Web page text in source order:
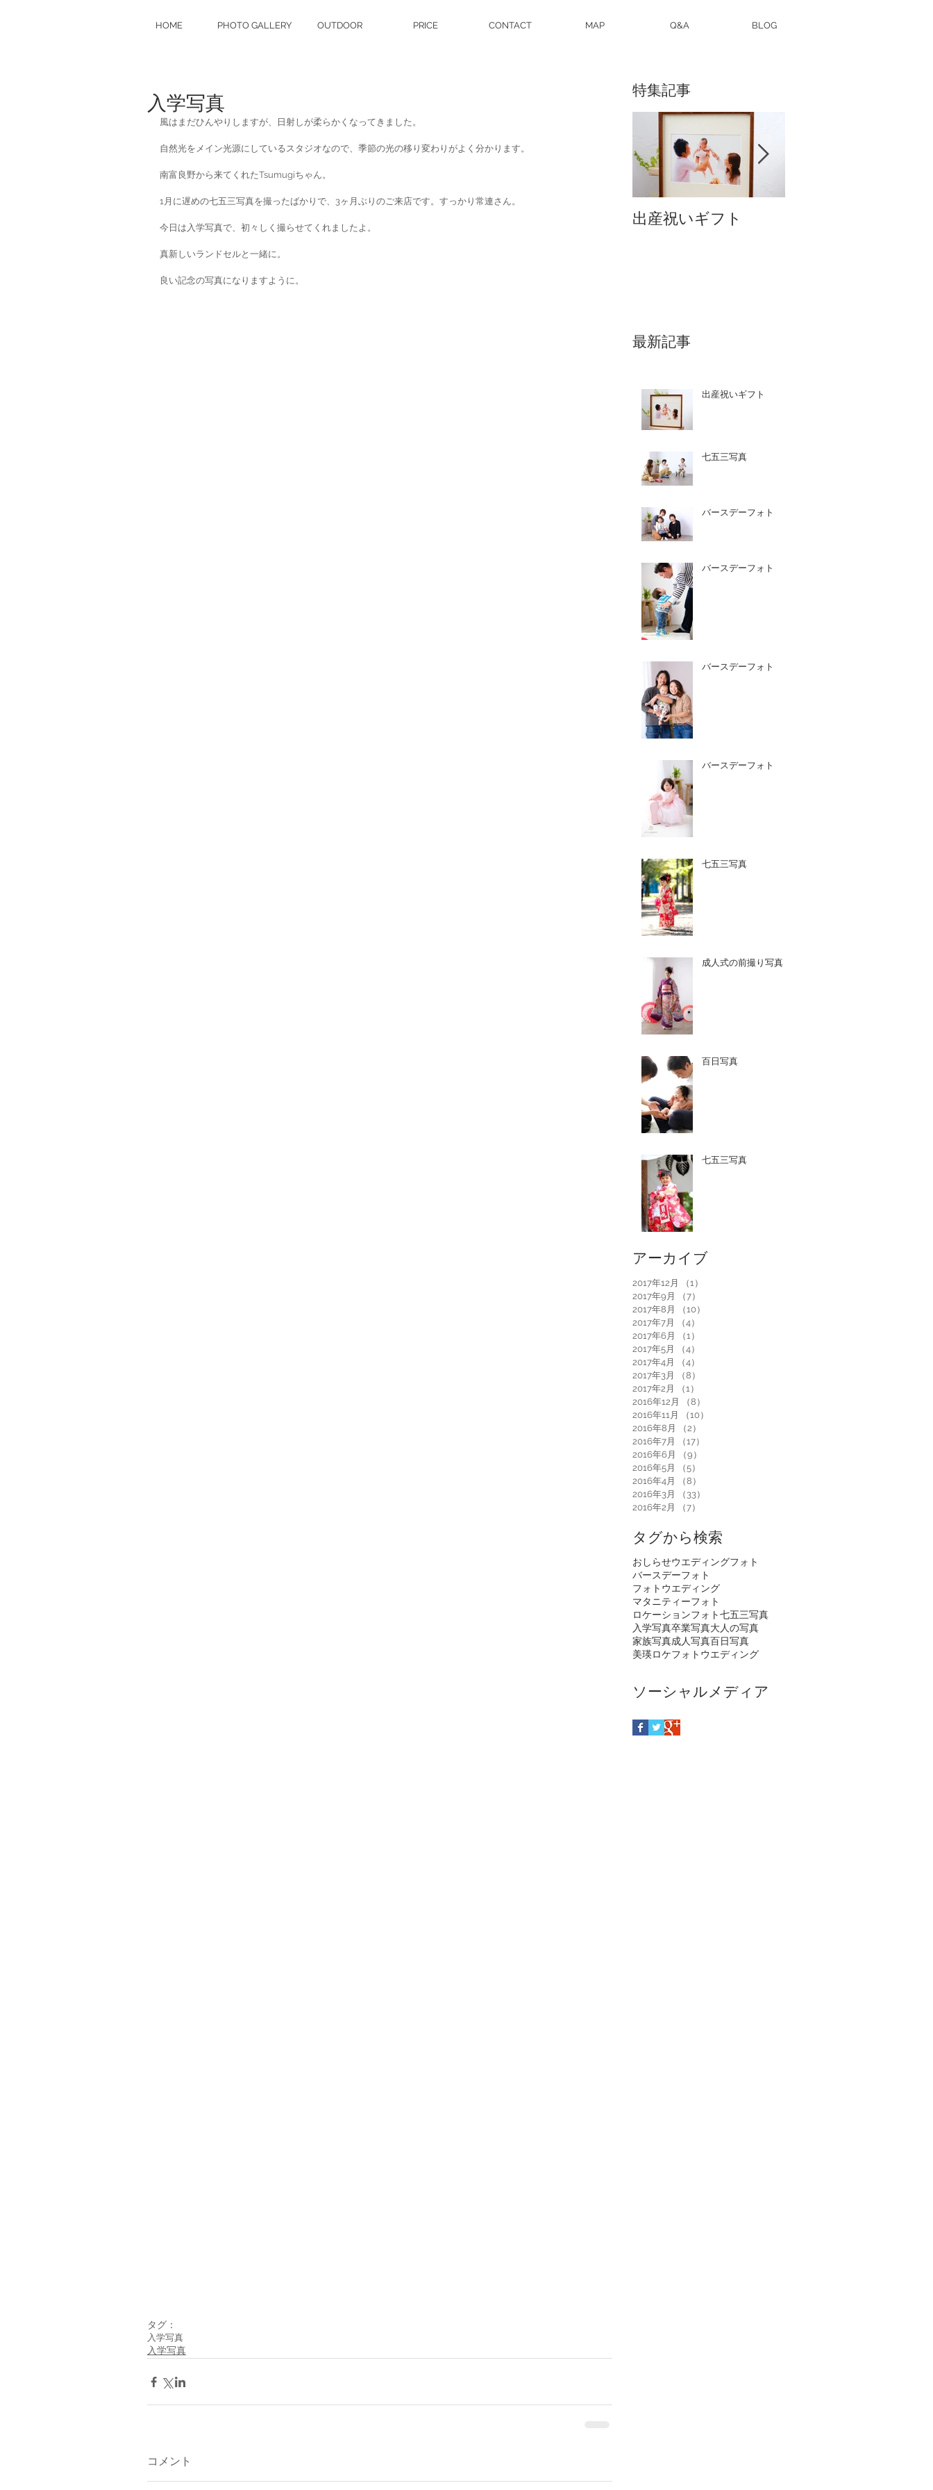
HOME PHOTO GALLERY OUTDOOR PRICE CONTACT MAP Q&A BLOG
入学写真
風はまだひんやりしますが、日射しが柔らかくなってきました。
自然光をメイン光源にしているスタジオなので、季節の光の移り変わりがよく分かります。
南富良野から来てくれたTsumugiちゃん。
1月に遅めの七五三写真を撮ったばかりで、3ヶ月ぶりのご来店です。すっかり常連さん。
今日は入学写真で、初々しく撮らせてくれましたよ。
真新しいランドセルと一緒に。
良い記念の写真になりますように。
タグ：
入学写真
入学写真
コメント
特集記事
出産祝いギフト
最新記事
出産祝いギフト
七五三写真
バースデーフォト
バースデーフォト
バースデーフォト
バースデーフォト
七五三写真
成人式の前撮り写真
百日写真
七五三写真
アーカイブ
2017年12月 （1）
2017年9月
（7）
2017年8月
（10）
2017年7月
（4）
2017年6月
（1）
2017年5月
（4）
2017年4月
（4）
2017年3月
（8）
2017年2月
（1）
2016年12月
（8）
2016年11月
（10）
2016年8月
（2）
2016年7月
（17）
2016年6月
（9）
2016年5月
（5）
2016年4月
（8）
2016年3月
（33）
2016年2月
（7）
タグから検索
おしらせウエディングフォト
バースデーフォト
フォトウエディング
マタニティーフォト
ロケーションフォト七五三写真
入学写真卒業写真大人の写真
家族写真成人写真百日写真
美瑛ロケフォトウエディング
ソーシャルメディア